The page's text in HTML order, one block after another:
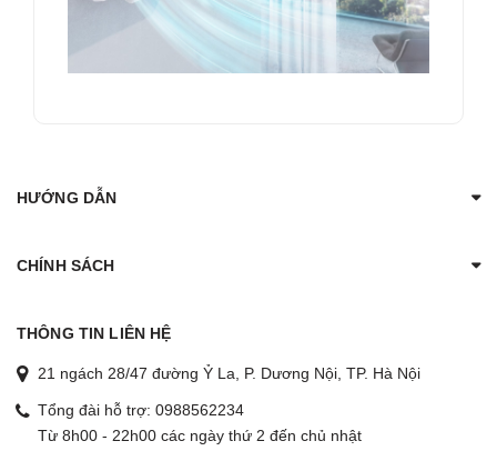
HƯỚNG DẪN
CHÍNH SÁCH
THÔNG TIN LIÊN HỆ
21 ngách 28/47 đường Ỷ La, P. Dương Nội, TP. Hà Nội
Tổng đài hỗ trợ: 0988562234
Từ 8h00 - 22h00 các ngày thứ 2 đến chủ nhật